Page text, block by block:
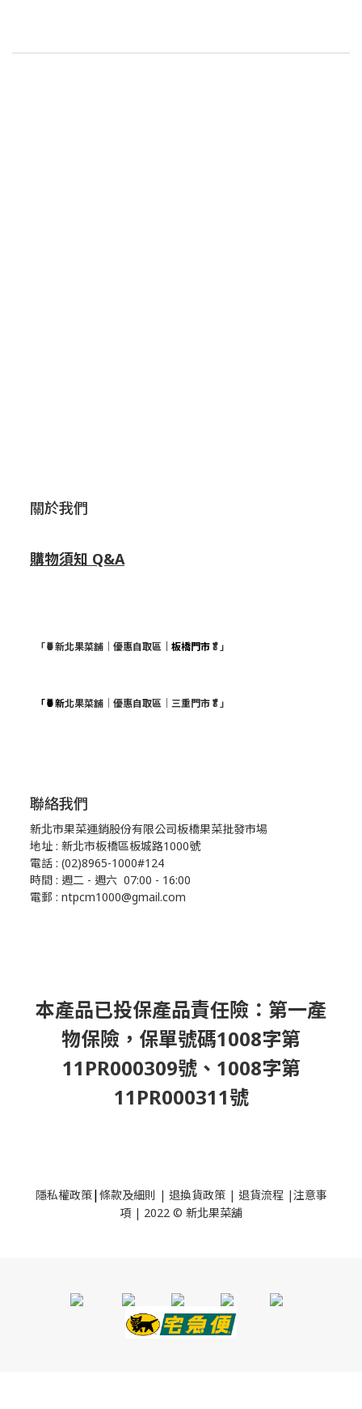
關於我們
購物須知 Q&A
「🍍新北果菜舖｜優惠自取區 ｜板橋門市🥬」
「🍍新北果菜舖｜優惠自取區｜三重門市🥬」
聯絡我們
新北市果菜運銷股份有限公司板橋果菜批發市場
地址 : 新北市板橋區板城路1000號
電話 : (02)8965-1000#124
時間 : 週二 - 週六 07:00 - 16:00
電郵 : ntpcm1000@gmail.com
本產品已投保產品責任險：第一產
物保險，保單號碼1008字第
11PR000309號、1008字第
11PR000311號
隱私權政策|條款及細則 | 退換貨政策| 退貨流程 |注意事
項 | 2022 © 新北果菜舖